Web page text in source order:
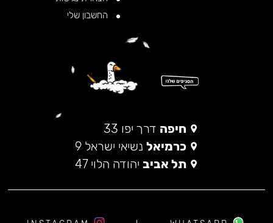
החשבון שלי
חיפה דרך יפו 33
כרמיאל נשיאי ישראל 9
תל אביב יהודה הלוי 47